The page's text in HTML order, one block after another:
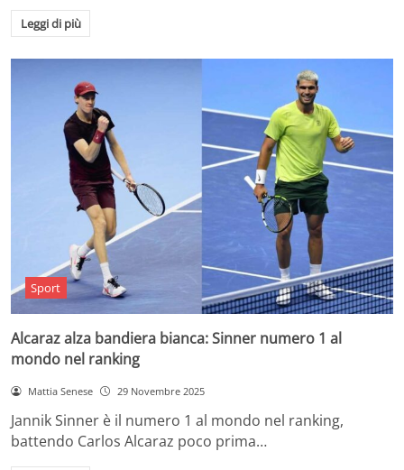
Leggi di più
Sport
Alcaraz alza bandiera bianca: Sinner numero 1 al
mondo nel ranking
Mattia Senese 29 Novembre 2025
Jannik Sinner è il numero 1 al mondo nel ranking,
battendo Carlos Alcaraz poco prima…